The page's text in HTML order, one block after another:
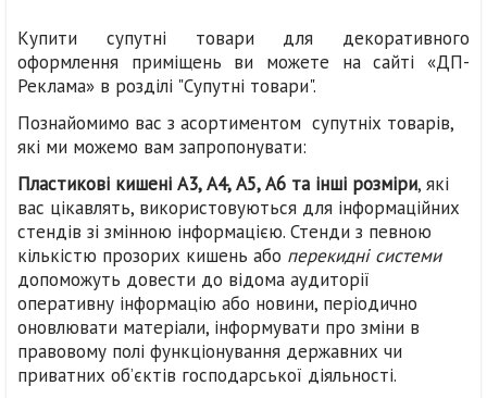
Купити супутні товари для декоративного
оформлення приміщень ви можете на сайті «ДП-
Реклама» в розділі "Супутні товари".
Познайомимо вас з асортиментом супутніх товарів,
які ми можемо вам запропонувати:
Пластикові кишені А3, А4, А5, А6 та інші розміри, які
вас цікавлять, використовуються для інформаційних
стендів зі змінною інформацією. Стенди з певною
кількістю прозорих кишень або перекидні системи
допоможуть довести до відома аудиторії
оперативну інформацію або новини, періодично
оновлювати матеріали, інформувати про зміни в
правовому полі функціонування державних чи
приватних об’єктів господарської діяльності.